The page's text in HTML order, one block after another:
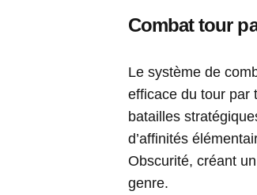
Combat tour
Le système de
efficace du tour par
batailles
d’affinités
Obscurité, créant
genre.